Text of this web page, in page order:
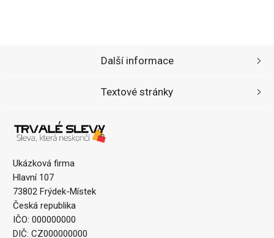
Ukázková firma
Hlavní 107
73802 Frýdek-Místek
Česká republika
IČO: 000000000
DIČ: CZ000000000
Další informace
Textové stránky